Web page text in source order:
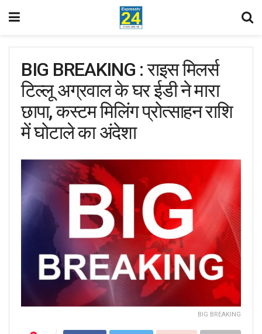
BIG BREAKING : राइस मिलर्स
टिल्लू अग्रवाल के घर ईडी ने मारा
छापा, कस्टम मिलिंग प्रोत्साहन राशि
में घोटाले का अंदेशा
BIG BREAKING